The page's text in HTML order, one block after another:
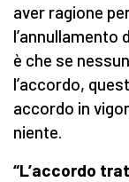
aver ragione
l’annullamento
è che se
l’accordo,
accordo in
niente.
“L’accordo